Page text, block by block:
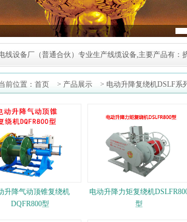
设备厂（普通合伙）专业生产线缆设备,主要产品有：挤
前位置： 首页 > 产品展示 > 电动升降复绕机DSLF系
升降气动顶锥复绕机
DQFR800型
电动升降力矩复绕机
型